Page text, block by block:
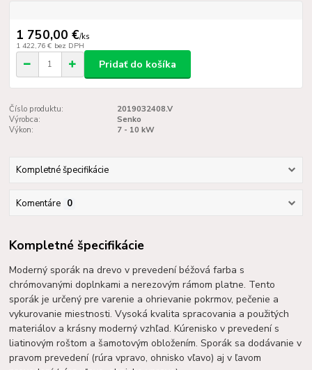
1 750,00 €/ks
1 422,76 € bez DPH
Pridať do košíka
Číslo produktu:
2019032408.V
Výrobca:
Senko
Výkon:
7 - 10 kW
Kompletné špecifikácie
Komentáre 0
Kompletné špecifikácie
Moderný sporák na drevo v prevedení béžová farba s
chrómovanými doplnkami a nerezovým rámom platne. Tento
sporák je určený pre varenie a ohrievanie pokrmov, pečenie a
vykurovanie miestnosti. Vysoká kvalita spracovania a použitých
materiálov a krásny moderný vzhľad. Kúrenisko v prevedení s
liatinovým roštom a šamotovým obložením. Sporák sa dodávanie v
pravom prevedení (rúra vpravo, ohnisko vľavo) aj v ľavom